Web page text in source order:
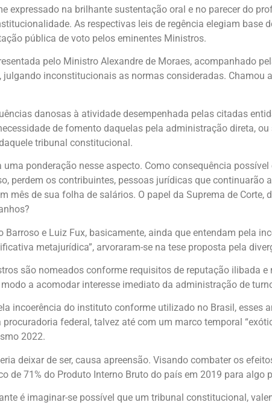
expressado na brilhante sustentação oral e no parecer do
As respectivas leis de regência elegiam base
pública de voto pelos eminentes Ministros.
pelo Ministro Alexandre de Moraes, acompanhado
julgando inconstitucionais as normas consideradas.
danosas à atividade desempenhada pelas citadas
de fomento daquelas pela administração direta,
tribunal constitucional.
ponderação nesse aspecto. Como consequência
perdem os contribuintes, pessoas jurídicas que
mês de sua folha de salários. O papel da Suprema de
e Luiz Fux, basicamente, ainda que entendam pela
metajurídica”, arvoraram-se na tese proposta pela
são nomeados conforme requisitos de reputação ilibada
a acomodar interesse imediato da administração de
incoerência do instituto conforme utilizado no Brasil,
federal, talvez até com um marco temporal
2022.
deixar de ser, causa apreensão. Visando combater os
de 71% do Produto Interno Bruto do país em 2019 para algo
é imaginar-se possível que um tribunal constitucional,